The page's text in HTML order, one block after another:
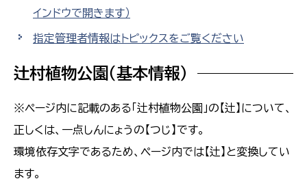
インドウで開きます）
指定管理者情報はトピックスをご覧ください
辻村植物公園（基本情報）
※ページ内に記載のある「辻村植物公園」の【辻】について、
正しくは、一点しんにょうの【つじ】です。
環境依存文字であるため、ページ内では【辻】と変換してい
ます。